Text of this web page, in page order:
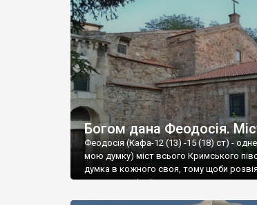
Богом дана Феодосія.
Феодосія (Кафа-12 (13) -15 (18) ст) - одне
мою думку) міст всього Кримського
думка в кожного своя, тому щоби
запрошую відвідати це